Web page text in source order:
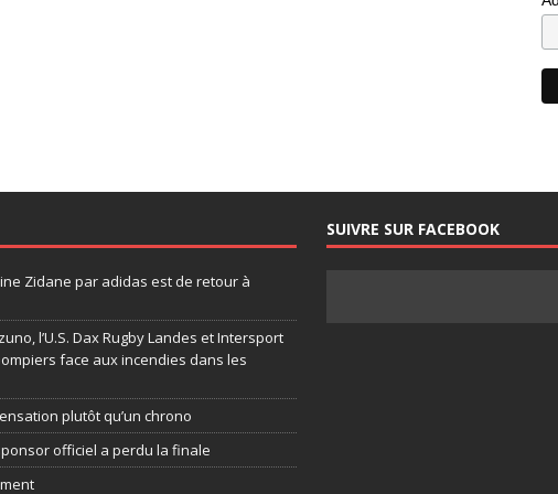
Zidane par adidas est de retour à
l’U.S. Dax Rugby Landes et Intersport
face aux incendies dans les
plutôt qu’un chrono
officiel a perdu la finale
SUIVRE SUR FACEBOOK